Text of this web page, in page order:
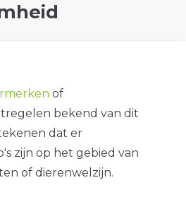
of
bekend van dit
dat er
zijn op het gebied van
of dierenwelzijn.